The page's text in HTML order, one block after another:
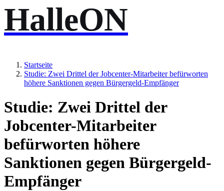
HalleON
Startseite
Studie: Zwei Drittel der Jobcenter-Mitarbeiter befürworten
höhere Sanktionen gegen Bürgergeld-Empfänger
Studie: Zwei Drittel der
Jobcenter-Mitarbeiter
befürworten höhere
Sanktionen gegen Bürgergeld-
Empfänger